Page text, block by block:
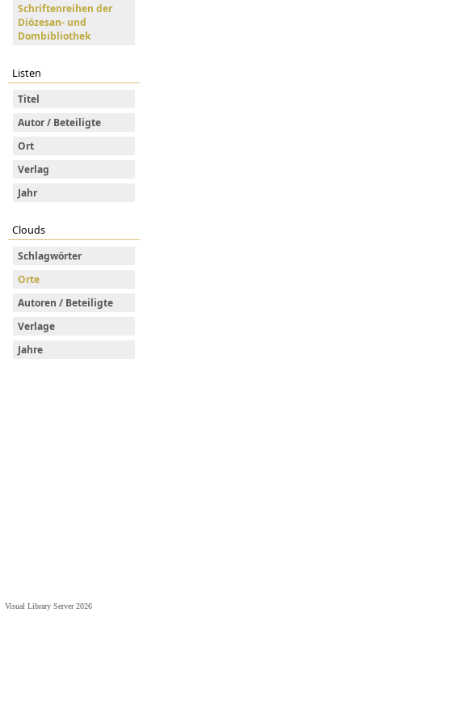
Visual Library Server 2026
Schriftenreihen der
Diözesan- und
Dombibliothek
Listen
Titel
Autor / Beteiligte
Ort
Verlag
Jahr
Clouds
Schlagwörter
Orte
Autoren / Beteiligte
Verlage
Jahre